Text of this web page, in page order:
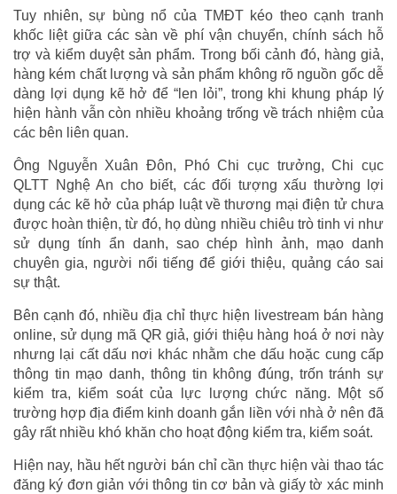
Tuy nhiên, sự bùng nổ của TMĐT kéo theo cạnh tranh
khốc liệt giữa các sàn về phí vận chuyển, chính sách hỗ
trợ và kiểm duyệt sản phẩm. Trong bối cảnh đó, hàng giả,
hàng kém chất lượng và sản phẩm không rõ nguồn gốc dễ
dàng lợi dụng kẽ hở để “len lỏi”, trong khi khung pháp lý
hiện hành vẫn còn nhiều khoảng trống về trách nhiệm của
các bên liên quan.
Ông Nguyễn Xuân Đôn, Phó Chi cục trưởng, Chi cục
QLTT Nghệ An cho biết, các đối tượng xấu thường lợi
dụng các kẽ hở của pháp luật về thương mại điện tử chưa
được hoàn thiện, từ đó, họ dùng nhiều chiêu trò tinh vi như
sử dụng tính ẩn danh, sao chép hình ảnh, mạo danh
chuyên gia, người nổi tiếng để giới thiệu, quảng cáo sai
sự thật.
Bên cạnh đó, nhiều địa chỉ thực hiện livestream bán hàng
online, sử dụng mã QR giả, giới thiệu hàng hoá ở nơi này
nhưng lại cất dấu nơi khác nhằm che dấu hoặc cung cấp
thông tin mạo danh, thông tin không đúng, trốn tránh sự
kiểm tra, kiểm soát của lực lượng chức năng. Một số
trường hợp địa điểm kinh doanh gắn liền với nhà ở nên đã
gây rất nhiều khó khăn cho hoạt động kiểm tra, kiểm soát.
Hiện nay, hầu hết người bán chỉ cần thực hiện vài thao tác
đăng ký đơn giản với thông tin cơ bản và giấy tờ xác minh